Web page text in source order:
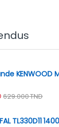
KENWOOD
629.000TND
TL330D11